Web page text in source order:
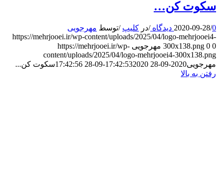
سکوت کن…
2020-09-28/0 دیدگاه /در کلیپ /توسط مهرجویی
https://mehrjooei.ir/wp-content/uploads/2025/04/logo-mehrjooei4-
300x138.png 0 0 مهرجویی https://mehrjooei.ir/wp-
content/uploads/2025/04/logo-mehrjooei4-300x138.png
مهرجویی2020-09-28 17:42:53
2020-09-28 17:42:56
سکوت کن...
رفتن به بالا